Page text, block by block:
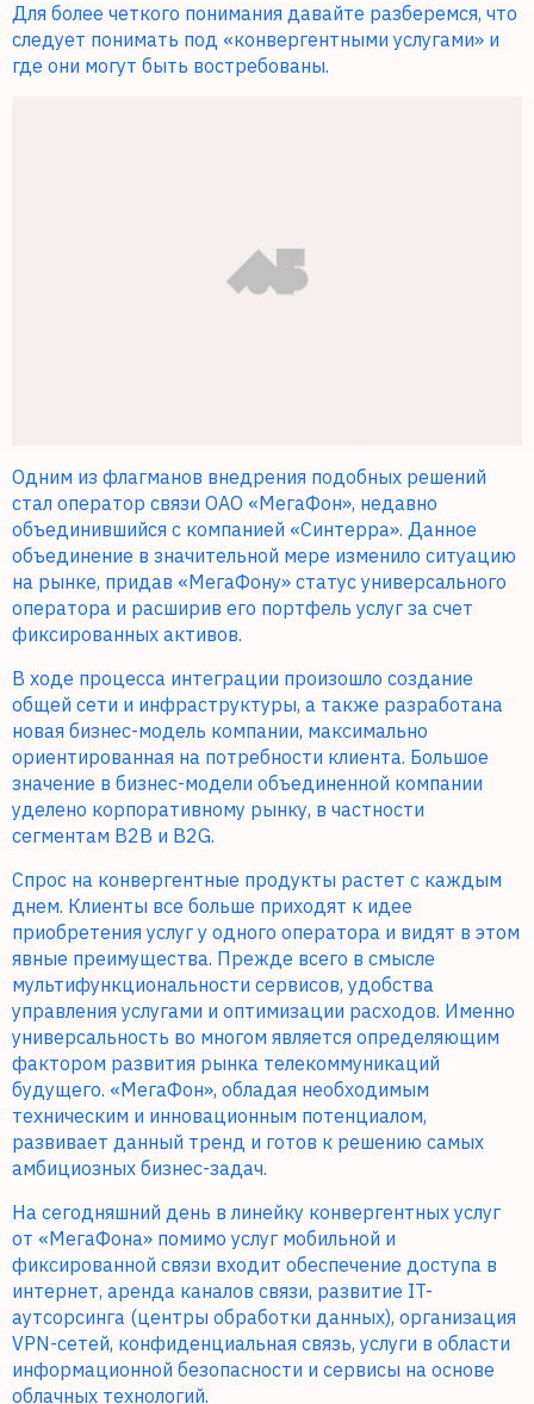
Для более четкого понимания давайте разберемся, что
следует понимать под «конвергентными услугами» и
где они могут быть востребованы.
Одним из флагманов внедрения подобных решений
стал оператор связи ОАО «МегаФон», недавно
объединившийся с компанией «Синтерра». Данное
объединение в значительной мере изменило ситуацию
на рынке, придав «МегаФону» статус универсального
оператора и расширив его портфель услуг за счет
фиксированных активов.
В ходе процесса интеграции произошло создание
общей сети и инфраструктуры, а также разработана
новая бизнес-модель компании, максимально
ориентированная на потребности клиента. Большое
значение в бизнес-модели объединенной компании
уделено корпоративному рынку, в частности
сегментам B2B и B2G.
Спрос на конвергентные продукты растет с каждым
днем. Клиенты все больше приходят к идее
приобретения услуг у одного оператора и видят в этом
явные преимущества. Прежде всего в смысле
мультифункциональности сервисов, удобства
управления услугами и оптимизации расходов. Именно
универсальность во многом является определяющим
фактором развития рынка телекоммуникаций
будущего. «МегаФон», обладая необходимым
техническим и инновационным потенциалом,
развивает данный тренд и готов к решению самых
амбициозных бизнес-задач.
На сегодняшний день в линейку конвергентных услуг
от «МегаФона» помимо услуг мобильной и
фиксированной связи входит обеспечение доступа в
интернет, аренда каналов связи, развитие IT-
аутсорсинга (центры обработки данных), организация
VPN-сетей, конфиденциальная связь, услуги в области
информационной безопасности и сервисы на основе
облачных технологий.